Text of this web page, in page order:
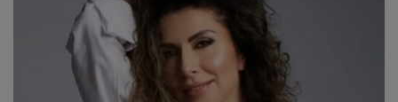
Cum arată Carmen Brumă la 49 de ani, deși a
mâncat desert zilnic în vacanță: «Nu e noroc!»
[FOTO]